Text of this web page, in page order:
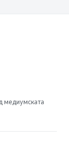
медиумската